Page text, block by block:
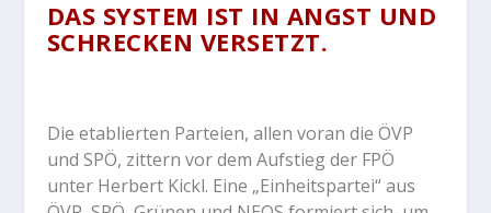
DAS SYSTEM IST IN ANGST UND
SCHRECKEN VERSETZT.
Die etablierten Parteien, allen voran die ÖVP
und SPÖ, zittern vor dem Aufstieg der FPÖ
unter Herbert Kickl. Eine „Einheitspartei“ aus